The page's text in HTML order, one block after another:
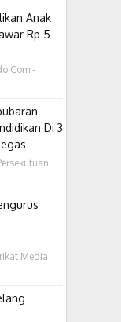
Anak
Rp 5
-
Di 3
Media